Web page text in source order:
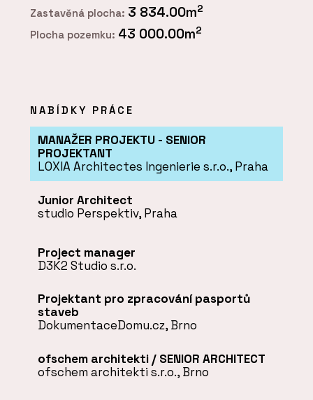
Zastavěná plocha: 3 834.00m2
Plocha pozemku: 43 000.00m2
NABÍDKY PRÁCE
MANAŽER PROJEKTU - SENIOR
PROJEKTANT
LOXIA Architectes Ingenierie s.r.o., Praha
Junior Architect
studio Perspektiv, Praha
Project manager
D3K2 Studio s.r.o.
Projektant pro zpracování pasportů
staveb
DokumentaceDomu.cz, Brno
ofschem architekti / SENIOR ARCHITECT
ofschem architekti s.r.o., Brno